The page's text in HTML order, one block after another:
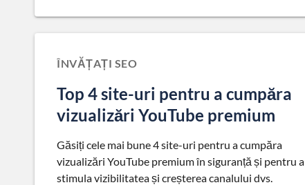
ÎNVĂȚAȚI SEO
Top 4 site-uri pentru a cumpăra
vizualizări YouTube premium
Găsiți cele mai bune 4 site-uri pentru a cumpăra
vizualizări YouTube premium în siguranță și pentru a
stimula vizibilitatea și creșterea canalului dvs.